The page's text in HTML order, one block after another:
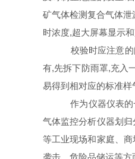
矿气体检测复合气体
时浓度,超大屏幕显示
校验时应注意的
有,先拆下防雨罩,充入
易得到相对应的标准
作为仪器仪表的
气体监控分析仪器划
等工业现场和家庭、
袭击、危险品储运等方